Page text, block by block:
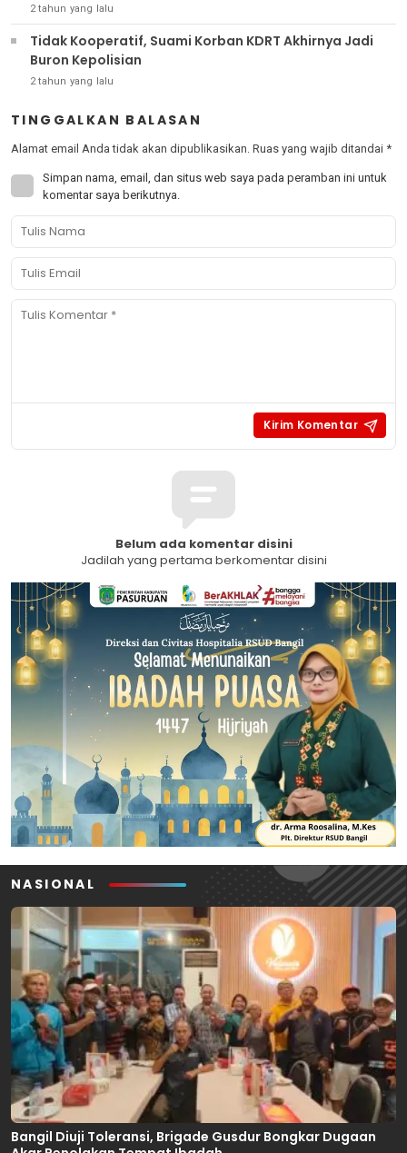
2 tahun yang lalu
Tidak Kooperatif, Suami Korban KDRT Akhirnya Jadi
Buron Kepolisian
2 tahun yang lalu
TINGGALKAN BALASAN
Alamat email Anda tidak akan dipublikasikan. Ruas yang wajib ditandai *
Simpan nama, email, dan situs web saya pada peramban ini untuk
komentar saya berikutnya.
Belum ada komentar disini
Jadilah yang pertama berkomentar disini
NASIONAL
Bangil Diuji Toleransi, Brigade Gusdur Bongkar Dugaan